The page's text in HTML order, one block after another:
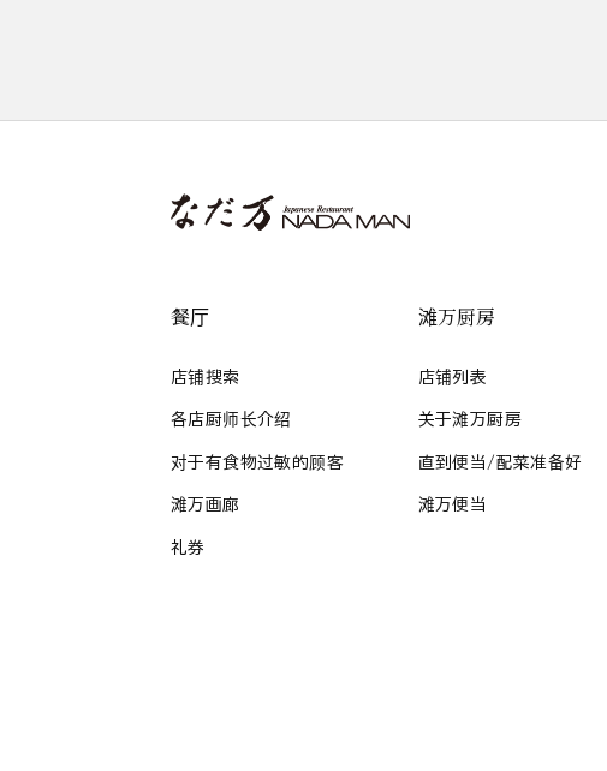
餐厅
店铺搜索
各店厨师长介绍
对于有食物过敏的顾客
滩万画廊
礼券
滩万厨房
店铺列表
关于滩万厨房
直到便当/配菜准备好
滩万便当